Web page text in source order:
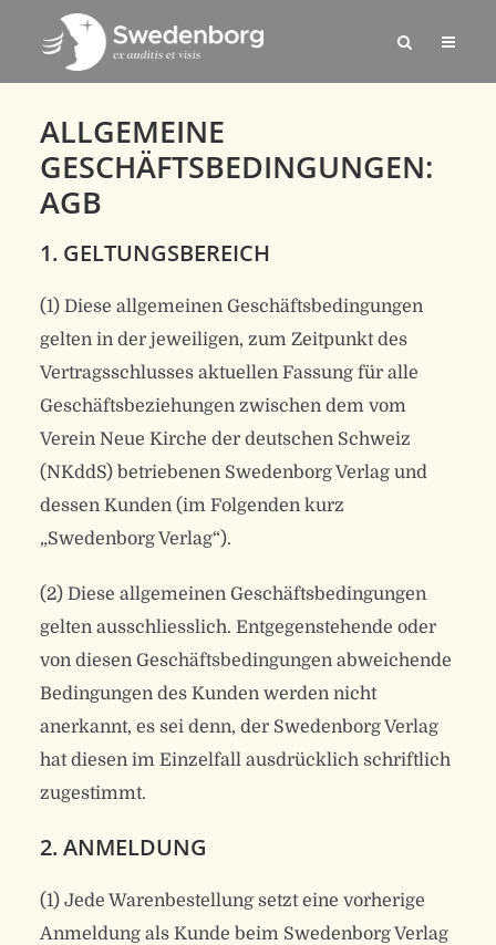
ALLGEMEINE
GESCHÄFTSBEDINGUNGEN:
AGB
1. GELTUNGSBEREICH
(1) Diese allgemeinen Geschäftsbedingungen
gelten in der jeweiligen, zum Zeitpunkt des
Vertragsschlusses aktuellen Fassung für alle
Geschäftsbeziehungen zwischen dem vom
Verein Neue Kirche der deutschen Schweiz
(NKddS) betriebenen Swedenborg Verlag und
dessen Kunden (im Folgenden kurz
„Swedenborg Verlag“).
(2) Diese allgemeinen Geschäftsbedingungen
gelten ausschliesslich. Entgegenstehende oder
von diesen Geschäftsbedingungen abweichende
Bedingungen des Kunden werden nicht
anerkannt, es sei denn, der Swedenborg Verlag
hat diesen im Einzelfall ausdrücklich schriftlich
zugestimmt.
2. ANMELDUNG
(1) Jede Warenbestellung setzt eine vorherige
Anmeldung als Kunde beim Swedenborg Verlag